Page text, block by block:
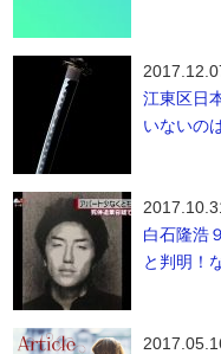
江東区日
いないの
白石隆浩
と判明！